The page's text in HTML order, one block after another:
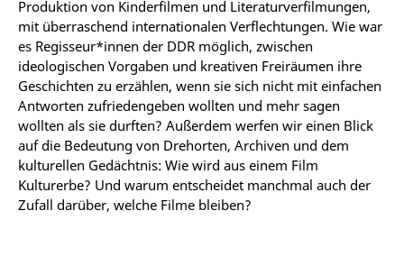
Produktion von Kinderfilmen und Literaturverfilmungen,
mit überraschend internationalen Verflechtungen. Wie war
es Regisseur*innen der DDR möglich, zwischen
ideologischen Vorgaben und kreativen Freiräumen ihre
Geschichten zu erzählen, wenn sie sich nicht mit einfachen
Antworten zufriedengeben wollten und mehr sagen
wollten als sie durften? Außerdem werfen wir einen Blick
auf die Bedeutung von Drehorten, Archiven und dem
kulturellen Gedächtnis: Wie wird aus einem Film
Kulturerbe? Und warum entscheidet manchmal auch der
Zufall darüber, welche Filme bleiben?